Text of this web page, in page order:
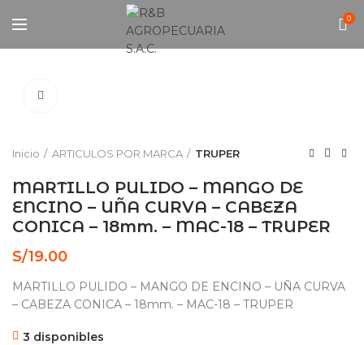
0
Inicio ARTICULOS POR MARCA TRUPER
MARTILLO PULIDO – MANGO DE
ENCINO – UÑA CURVA – CABEZA
CONICA – 18mm. – MAC-18 – TRUPER
S/19.00
MARTILLO PULIDO – MANGO DE ENCINO – UÑA CURVA
– CABEZA CONICA – 18mm. – MAC-18 – TRUPER
3 disponibles